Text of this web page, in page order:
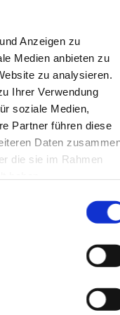
Anzeigen zu
Medien anbieten zu
zu analysieren.
Ihrer Verwendung
soziale Medien,
Partner führen diese
Daten
die sie im Rahmen
GmbH und sorgt